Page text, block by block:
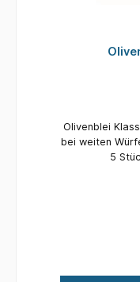
Olivenblei Klassisches Olivenblei, das Sie auch
bei weiten Würfen
5